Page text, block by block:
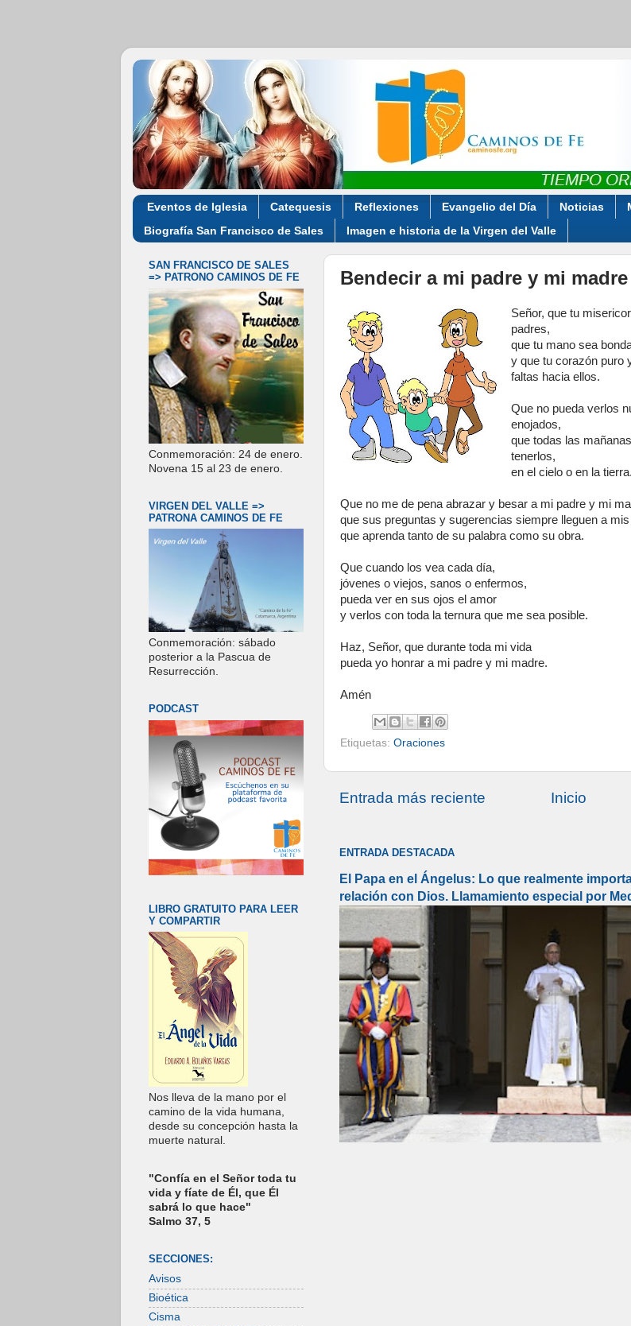
Eventos de Iglesia Catequesis Reflexiones Evangelio del Día Noticias
Biografía San Francisco de Sales
Imagen e historia de la Virgen del Valle
Bendecir a mi padre y mi madre
Señor, que tu
padres,
que tu mano sea
y que tu corazón puro
faltas hacia ellos.
Que no pueda verlos
enojados,
que todas las
tenerlos,
en el cielo o en la tierra.
Que no me de pena abrazar y besar a mi padre y mi
que sus preguntas y sugerencias siempre lleguen a mis
que aprenda tanto de su palabra como su obra.
Que cuando los vea cada día,
jóvenes o viejos, sanos o enfermos,
pueda ver en sus ojos el amor
y verlos con toda la ternura que me sea posible.
Haz, Señor, que durante toda mi vida
pueda yo honrar a mi padre y mi madre.
Amén
Etiquetas: Oraciones
Entrada más reciente Inicio
ENTRADA DESTACADA
El Papa en el Ángelus: Lo que realmente
relación con Dios. Llamamiento especial por
SAN FRANCISCO DE SALES
=> PATRONO CAMINOS DE FE
Conmemoración: 24 de enero.
Novena 15 al 23 de enero.
VIRGEN DEL VALLE =>
PATRONA CAMINOS DE FE
Conmemoración: sábado
posterior a la Pascua de
Resurrección.
PODCAST
LIBRO GRATUITO PARA LEER
Y COMPARTIR
Nos lleva de la mano por el
camino de la vida humana,
desde su concepción hasta la
muerte natural.
"Confía en el Señor toda tu
vida y fíate de Él, que Él
sabrá lo que hace"
Salmo 37, 5
SECCIONES:
Avisos
Bioética
Cisma